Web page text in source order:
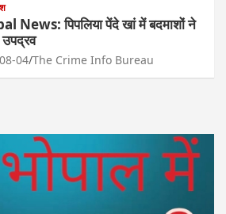
News: पिपलिया पेंदे खां में बदमाशों ने
उपद्रव
04 The Crime Info Bureau